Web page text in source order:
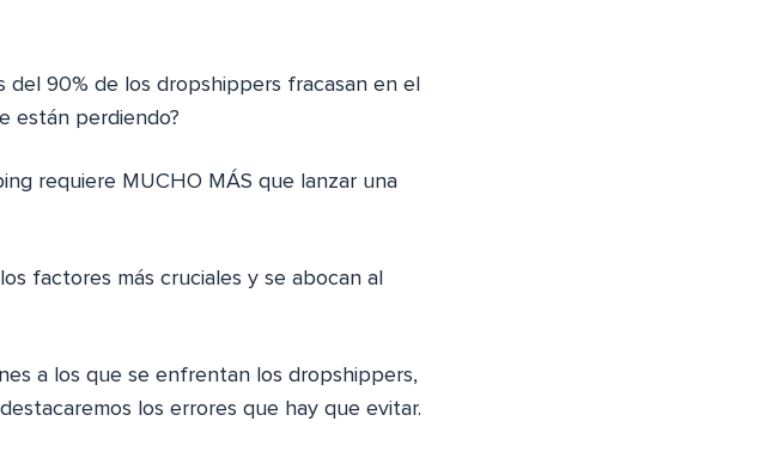
del 90% de los dropshippers fracasan en el
están perdiendo?
requiere MUCHO MÁS que lanzar una
factores más cruciales y se abocan al
a los que se enfrentan los dropshippers,
los errores que hay que evitar.